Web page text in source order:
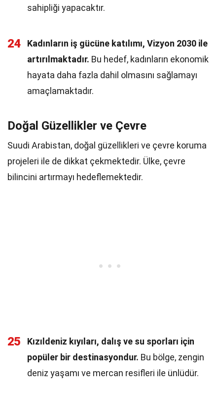
sahipliği yapacaktır.
24
Kadınların iş gücüne katılımı, Vizyon 2030 ile
artırılmaktadır. Bu hedef, kadınların ekonomik
hayata daha fazla dahil olmasını sağlamayı
amaçlamaktadır.
Doğal Güzellikler ve Çevre
Suudi Arabistan, doğal güzellikleri ve çevre koruma
projeleri ile de dikkat çekmektedir. Ülke, çevre
bilincini artırmayı hedeflemektedir.
25
Kızıldeniz kıyıları, dalış ve su sporları için
popüler bir destinasyondur. Bu bölge, zengin
deniz yaşamı ve mercan resifleri ile ünlüdür.